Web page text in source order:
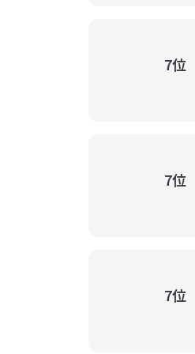
7位
7位
7位